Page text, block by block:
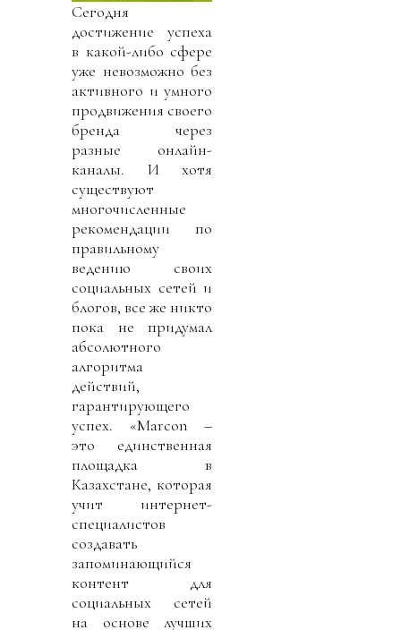
Сегодня
достижение успеха
в какой-либо сфере
уже невозможно без
активного и умного
продвижения своего
бренда через
разные онлайн-
каналы. И хотя
существуют
многочисленные
рекомендации по
правильному
ведению своих
социальных сетей и
блогов, все же никто
пока не придумал
абсолютного
алгоритма
действий,
гарантирующего
успех. «Marcon –
это единственная
площадка в
Казахстане, которая
учит интернет-
специалистов
создавать
запоминающийся
контент для
социальных сетей
на основе лучших